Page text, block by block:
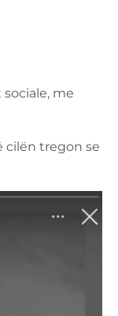
me
cilën tregon se